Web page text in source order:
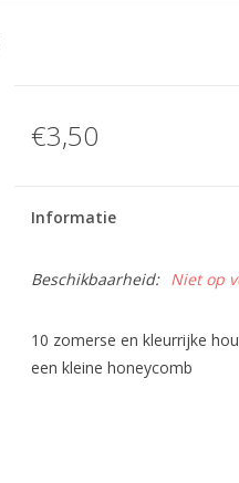
€3,50
Informatie
Beschikbaarheid: Niet op
10 zomerse en kleurrijke
een kleine honeycomb